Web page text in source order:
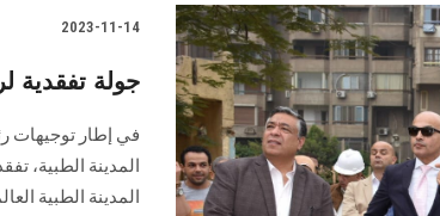
2023-11-14
جولة تفقدية
في إطار توجيهات
المدينة الطبية،
المدينة الطبية